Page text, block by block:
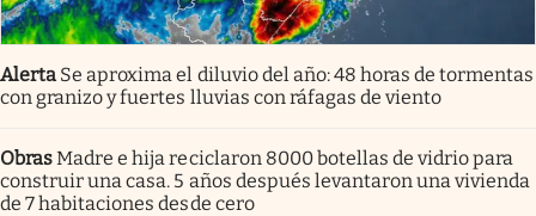
Alerta Se aproxima el diluvio del año: 48 horas de tormentas
con granizo y fuertes lluvias con ráfagas de viento
ObrasMadre e hija reciclaron 8000 botellas de vidrio para
construir una casa. 5 años después levantaron una vivienda
de 7 habitaciones desde cero